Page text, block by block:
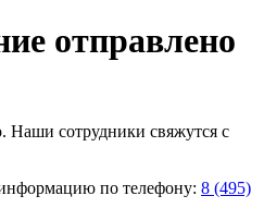
отправлено
Наши сотрудники свяжутся с
по телефону: 8 (495)